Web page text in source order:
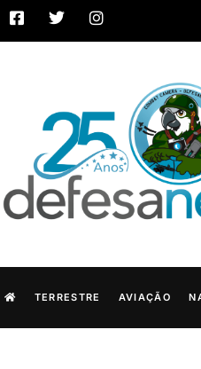
TERRESTRE AVIAÇÃO